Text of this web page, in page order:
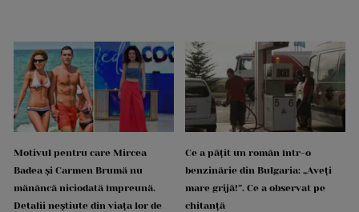
Motivul pentru care Mircea
Badea și Carmen Brumă nu
mănâncă niciodată împreună.
Detalii neștiute din viața lor de
Ce a pățit un român într-o
benzinărie din Bulgaria: „Aveți
mare grijă!”. Ce a observat pe
chitanță